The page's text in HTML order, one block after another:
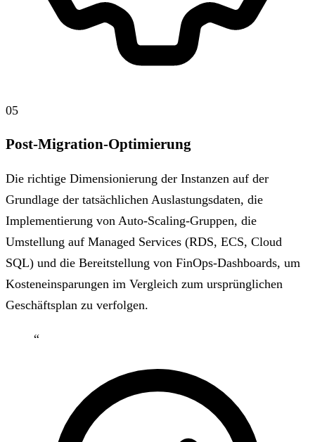
05
Post-Migration-Optimierung
Die richtige Dimensionierung der Instanzen auf der
Grundlage der tatsächlichen Auslastungsdaten, die
Implementierung von Auto-Scaling-Gruppen, die
Umstellung auf Managed Services (RDS, ECS, Cloud
SQL) und die Bereitstellung von FinOps-Dashboards, um
Kosteneinsparungen im Vergleich zum ursprünglichen
Geschäftsplan zu verfolgen.
“